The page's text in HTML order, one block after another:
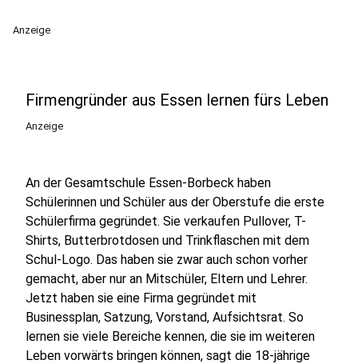
Anzeige
Firmengründer aus Essen lernen fürs Leben
Anzeige
An der Gesamtschule Essen-Borbeck haben
Schülerinnen und Schüler aus der Oberstufe die erste
Schülerfirma gegründet. Sie verkaufen Pullover, T-
Shirts, Butterbrotdosen und Trinkflaschen mit dem
Schul-Logo. Das haben sie zwar auch schon vorher
gemacht, aber nur an Mitschüler, Eltern und Lehrer.
Jetzt haben sie eine Firma gegründet mit
Businessplan, Satzung, Vorstand, Aufsichtsrat. So
lernen sie viele Bereiche kennen, die sie im weiteren
Leben vorwärts bringen können, sagt die 18-jährige